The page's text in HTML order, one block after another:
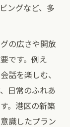
ングなど、多
の広さや開放
です。例え
話を楽しむ、
日常のふれあ
。港区の新築
識したプラン